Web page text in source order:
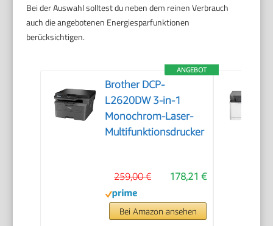
Bei der Auswahl solltest du neben dem reinen Verbrauch
auch die angebotenen Energiesparfunktionen
berücksichtigen.
ANGEBOT
Brother DCP-
L2620DW 3-in-1
Monochrom-Laser-
Multifunktionsdrucker
178,21 €
259,00 €
Bei Amazon ansehen